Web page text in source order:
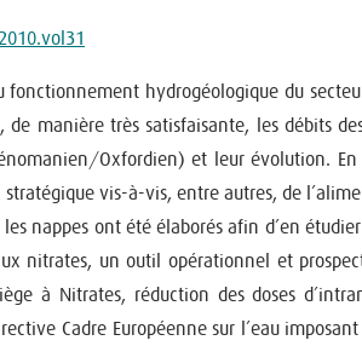
hydrogéologique du
manière très satisfaisante, les débits
Oxfordien) et leur évolution.
vis-à-vis, entre autres, de
nappes ont été élaborés afin d’en
nitrates, un outil opérationnel et
à Nitrates, réduction des doses
Cadre Européenne sur l’eau